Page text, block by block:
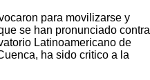
para movilizarse y
se han pronunciado contra
Latinoamericano de
ha sido critico a la